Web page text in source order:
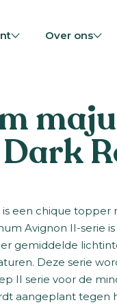
Over ons
een chique topper
Avignon II-serie is
gemiddelde
Deze serie
II serie voor de
aangeplant tegen